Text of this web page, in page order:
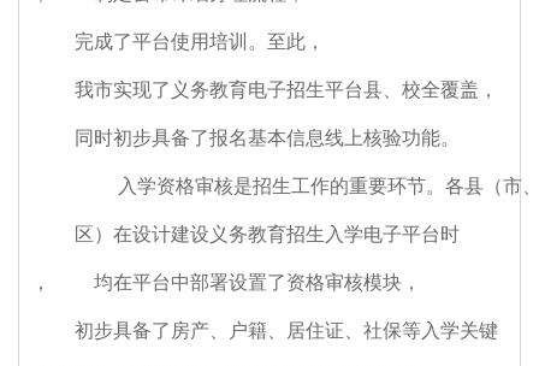
完成了平台使用培训。至此 ，
我市实现了义务教育电子招生平台县、校全覆盖 ，
同时初步具备了报名基本信息线上核验功能。
入学资格审核是招生工作的重要环节。各县（市
区）在设计建设义务教育招生入学电子平台时
， 均在平台中部署设置了资格审核模块 ，
初步具备了房产、户籍、居住证、社保等入学关键